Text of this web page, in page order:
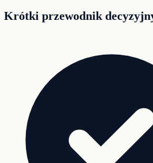
Krótki przewodnik